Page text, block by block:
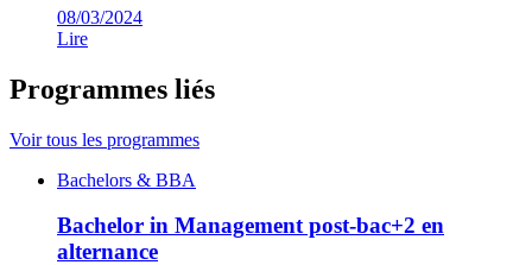
08/03/2024
Lire
Programmes liés
Voir tous les programmes
Famille
programmes
Bachelors & BBA
Bachelor in Management post-bac+2 en
alternance